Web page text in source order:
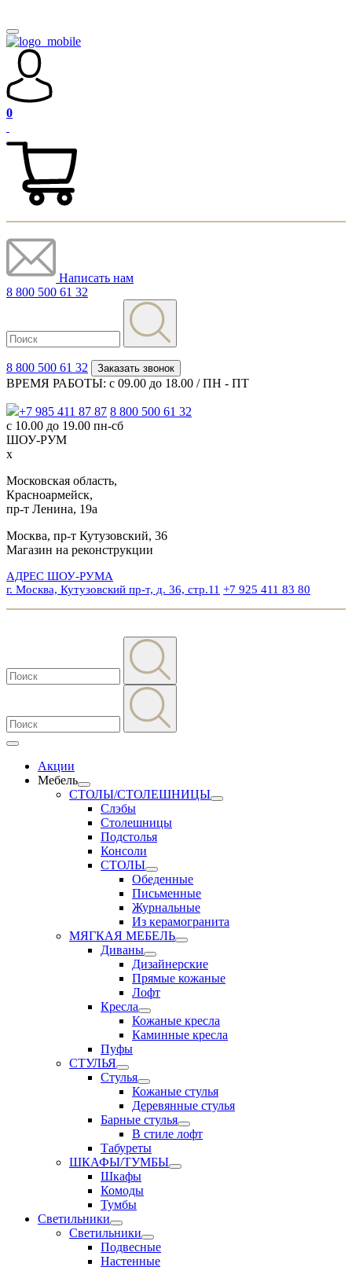
0
Написать нам
8 800 500 61 32
8 800 500 61 32 Заказать звонок
ВРЕМЯ РАБОТЫ: с 09.00 до 18.00 / ПН - ПТ
+7 985 411 87 87 8 800 500 61 32
с 10.00 до 19.00 пн-сб
ШОУ-РУМ
x
Московская область,
Красноармейск,
пр-т Ленина, 19а
Москва, пр-т Кутузовский, 36
Магазин на реконструкции
АДРЕС ШОУ-РУМА
г. Москва, Кутузовский пр-т, д. 36, стр.11 +7 925 411 83 80
Акции
Мебель
СТОЛЫ/СТОЛЕШНИЦЫ
Слэбы
Столешницы
Подстолья
Консоли
СТОЛЫ
Обеденные
Письменные
Журнальные
Из керамогранита
МЯГКАЯ МЕБЕЛЬ
Диваны
Дизайнерские
Прямые кожаные
Лофт
Кресла
Кожаные кресла
Каминные кресла
Пуфы
СТУЛЬЯ
Стулья
Кожаные стулья
Деревянные стулья
Барные стулья
В стиле лофт
Табуреты
ШКАФЫ/ТУМБЫ
Шкафы
Комоды
Тумбы
Светильники
Светильники
Подвесные
Настенные